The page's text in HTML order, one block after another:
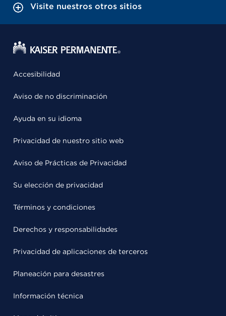
Visite nuestros otros sitios
Accesibilidad
Aviso de no discriminación
Ayuda en su idioma
Privacidad de nuestro sitio web
Aviso de Prácticas de Privacidad
Su elección de privacidad
Términos y condiciones
Derechos y responsabilidades
Privacidad de aplicaciones de terceros
Planeación para desastres
Información técnica